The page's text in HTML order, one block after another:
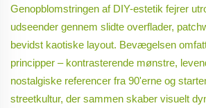
Genopblomstringen af DIY-estetik fejrer
udseender gennem slidte overflader,
bevidst kaotiske layout. Bevægelsen
principper – kontrasterende mønstre,
nostalgiske referencer fra 90'erne og
streetkultur, der sammen skaber visuelt